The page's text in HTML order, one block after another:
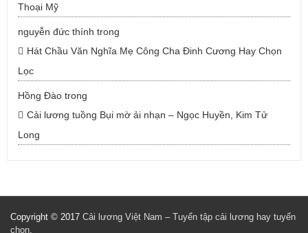
Thoại Mỹ
nguyễn đức thính trong
Hát Chầu Văn Nghĩa Mẹ Công Cha Đinh Cương Hay Chọn
Lọc
Hồng Đào trong
Cải lương tuồng Bụi mờ ải nhạn – Ngọc Huyền, Kim Tử
Long
Copyright © 2017 Cải lương Việt Nam – Tuyển tập cải lương hay tuyển
chọn.